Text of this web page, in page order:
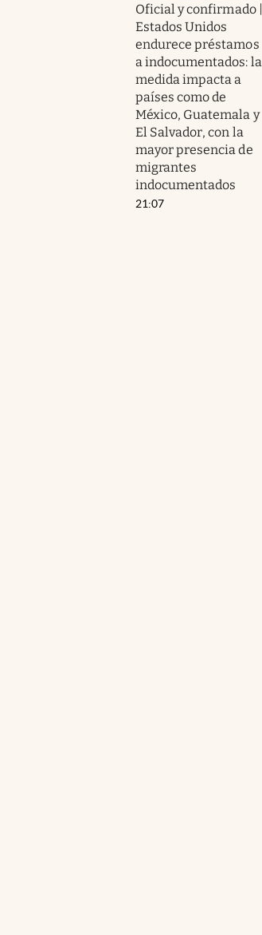
Oficial y confirmado |
Estados Unidos
endurece préstamos
a indocumentados: la
medida impacta a
países como de
México, Guatemala y
El Salvador, con la
mayor presencia de
migrantes
indocumentados
21:07